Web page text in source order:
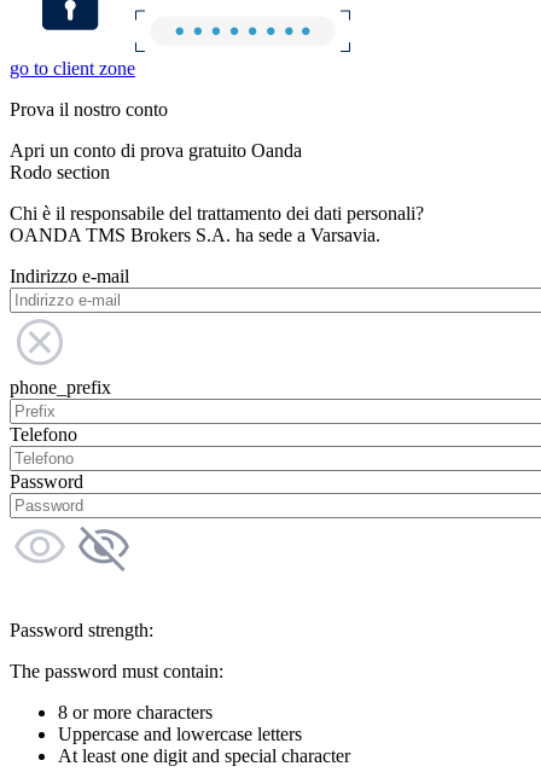
go to client zone
Prova il nostro conto
Apri un conto di prova gratuito Oanda
Rodo section
Chi è il responsabile del trattamento dei dati personali?
OANDA TMS Brokers S.A. ha sede a Varsavia.
Indirizzo e-mail
phone_prefix
Telefono
Password
Password strength:
The password must contain:
8 or more characters
Uppercase and lowercase letters
At least one digit and special character